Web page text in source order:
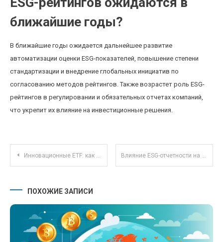
ближайшие годы?
В ближайшие годы ожидается дальнейшее развитие
автоматизации оценки ESG-показателей, повышение степени
стандартизации и внедрение глобальных инициатив по
согласованию методов рейтингов. Также возрастет роль ESG-
рейтингов в регулировании и обязательных отчетах компаний,
что укрепит их влияние на инвестиционные решения.
Навигация по записям
Инновационные ETF: как социально ответственные фонды меняют инвестиционный ландшафт Влияние ESG-отчетности на инвестиционный портфель и рыночные позиции компаний
ПОХОЖИЕ ЗАПИСИ